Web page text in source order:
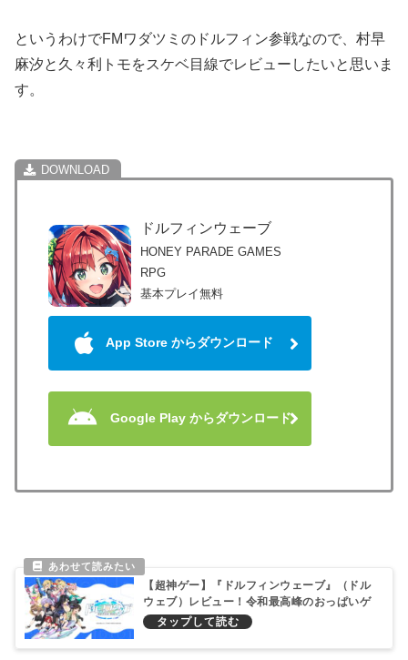
というわけでFMワダツミのドルフィン参戦なので、村早
麻汐と久々利トモをスケベ目線でレビューしたいと思いま
す。
ドルフィンウェーブ
HONEY PARADE GAMES
RPG
基本プレイ無料
App Store からダウンロード
Google Play からダウンロード
【超神ゲー】『ドルフィンウェーブ』（ドル
ウェブ）レビュー！令和最高峰のおっぱいゲ
ームだった件！